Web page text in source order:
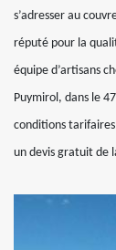
s’adresser au
réputé pour la
équipe d’artisans
Puymirol, dans le
conditions
un devis gratuit de